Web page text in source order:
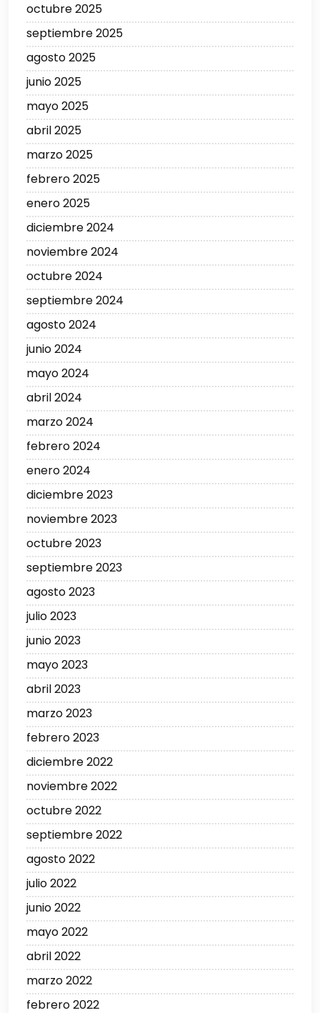
octubre 2025
septiembre 2025
agosto 2025
junio 2025
mayo 2025
abril 2025
marzo 2025
febrero 2025
enero 2025
diciembre 2024
noviembre 2024
octubre 2024
septiembre 2024
agosto 2024
junio 2024
mayo 2024
abril 2024
marzo 2024
febrero 2024
enero 2024
diciembre 2023
noviembre 2023
octubre 2023
septiembre 2023
agosto 2023
julio 2023
junio 2023
mayo 2023
abril 2023
marzo 2023
febrero 2023
diciembre 2022
noviembre 2022
octubre 2022
septiembre 2022
agosto 2022
julio 2022
junio 2022
mayo 2022
abril 2022
marzo 2022
febrero 2022